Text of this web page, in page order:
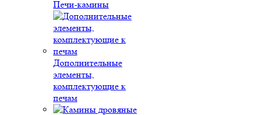
Печи-камины
Дополнительные
элементы,
комплектующие к
печам